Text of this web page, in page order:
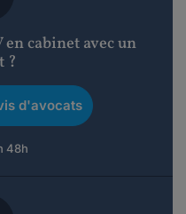
en cabinet avec un
?
d'avocats
48h